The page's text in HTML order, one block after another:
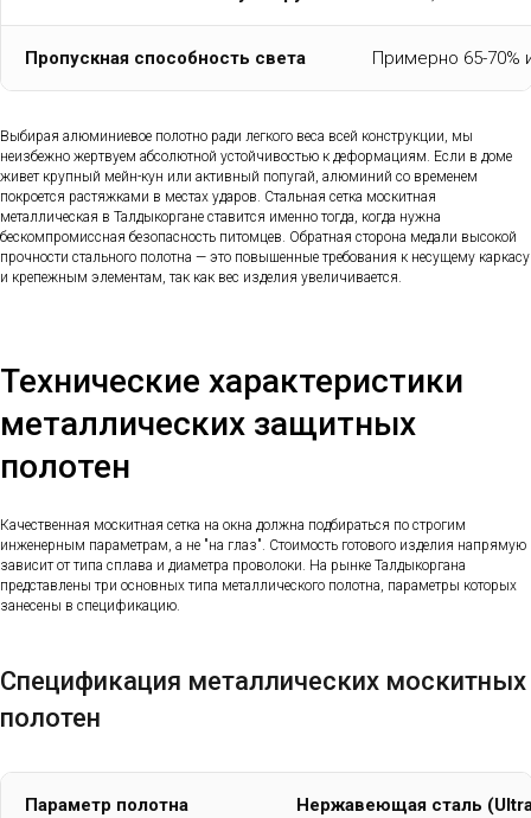
Пропускная способность света Примерно 65-70%
Выбирая алюминиевое полотно ради легкого веса всей конструкции, мы
неизбежно жертвуем абсолютной устойчивостью к деформациям. Если в доме
живет крупный мейн-кун или активный попугай, алюминий со временем
покроется растяжками в местах ударов. Стальная сетка москитная
металлическая в Талдыкоргане ставится именно тогда, когда нужна
бескомпромиссная безопасность питомцев. Обратная сторона медали высокой
прочности стального полотна — это повышенные требования к несущему каркасу
и крепежным элементам, так как вес изделия увеличивается.
Технические характеристики
металлических защитных
полотен
Качественная москитная сетка на окна должна подбираться по строгим
инженерным параметрам, а не "на глаз". Стоимость готового изделия напрямую
зависит от типа сплава и диаметра проволоки. На рынке Талдыкоргана
представлены три основных типа металлического полотна, параметры которых
занесены в спецификацию.
Спецификация металлических москитных
полотен
Параметр полотна Нержавеющая сталь